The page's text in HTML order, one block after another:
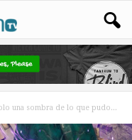
una sombra de lo que pudo...